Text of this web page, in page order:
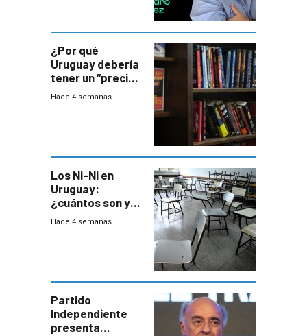
¿Por qué
Uruguay debería
tener un “precio
único” en los
Hace 4 semanas
Los Ni-Ni en
Uruguay:
¿cuántos son y
en dónde están?
Hace 4 semanas
Partido
Independiente
presenta